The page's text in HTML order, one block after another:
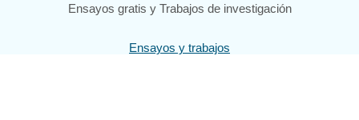
Ensayos gratis y Trabajos de investigación
Ensayos y trabajos